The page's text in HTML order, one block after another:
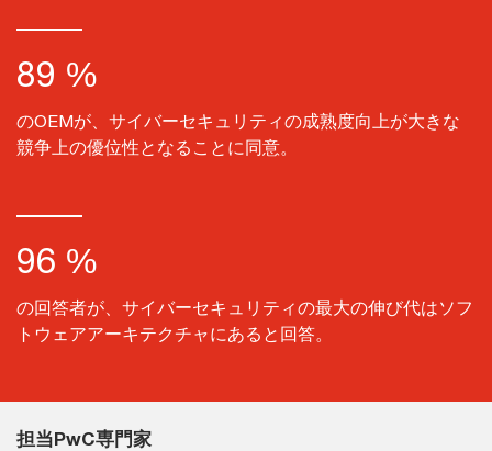
89 %
のOEMが、サイバーセキュリティの成熟度向上が大きな
競争上の優位性となることに同意。
96 %
の回答者が、サイバーセキュリティの最大の伸び代はソフ
トウェアアーキテクチャにあると回答。
担当PwC専門家